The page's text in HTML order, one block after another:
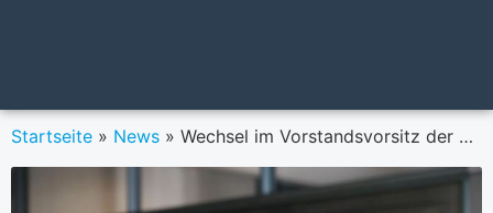
Startseite » News » Wechsel im Vorstandsvorsitz der Allianz in Österreich